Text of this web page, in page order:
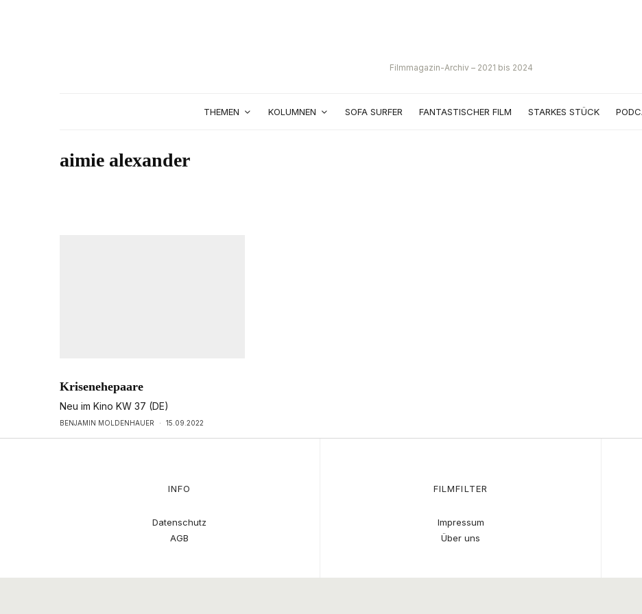
Filmmagazin-Archiv – 2021 bis 2024
THEMEN KOLUMNEN SOFA SURFER FANTASTISCHER FILM STARKES STÜCK
aimie alexander
Krisenehepaare
Neu im Kino KW 37 (DE)
BENJAMIN MOLDENHAUER · 15.09.2022
INFO
Datenschutz
AGB
FILMFILTER
Impressum
Über uns